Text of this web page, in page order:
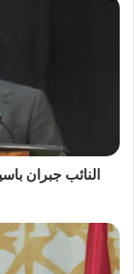
النائب جبران